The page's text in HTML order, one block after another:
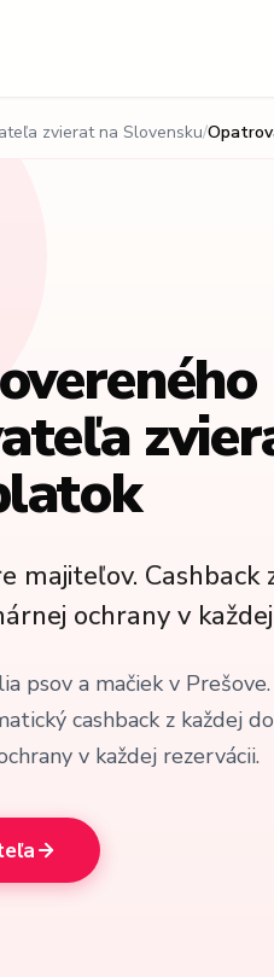
zvierat na Slovensku
majiteľov. Cashback
ochrany v
psov a mačiek v
cashback z každej
v každej rezervácii.